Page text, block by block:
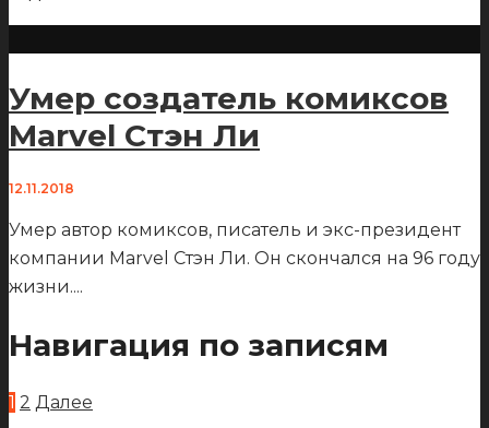
Умер создатель комиксов
Marvel Стэн Ли
12.11.2018
Умер автор комиксов, писатель и экс-президент
компании Marvel Стэн Ли. Он скончался на 96 году
жизни....
Навигация по записям
1 2 Далее